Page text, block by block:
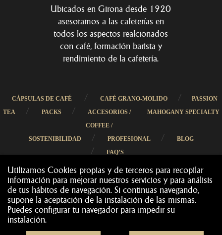
Utilizamos Cookies propias y de terceros para recopilar
información para mejorar nuestros servicios y para análisis
de tus hábitos de navegación. Si continuas navegando,
supone la aceptación de la instalación de las mismas.
Puedes configurar tu navegador para impedir su
instalación.
Ubicados en Girona desde 1920
asesoramos a las cafeterías en
todos los aspectos realcionados
con café, formación barista y
rendimiento de la cafetería.
CÁPSULAS DE CAFÉ / CAFÉ GRANO-MOLIDO /
PASSION
TEA
/ PACKS / ACCESORIOS /
MAHOGANY SPECIALTY
COFFEE /
SOSTENIBILIDAD
/ PROFESIONAL / BLOG
/ FAQ’S
Cafès Cornellà 2019© Todos los derechos reservados